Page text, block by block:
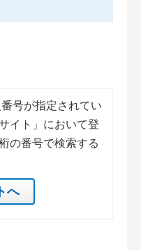
号が指定されてい
イト」において登
の番号で検索する
へ